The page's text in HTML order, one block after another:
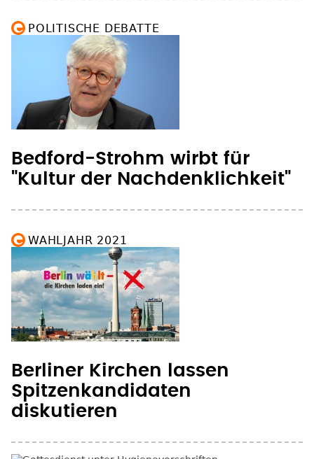
POLITISCHE DEBATTE
Bedford-Strohm wirbt für
"Kultur der Nachdenklichkeit"
WAHLJAHR 2021
Berliner Kirchen lassen
Spitzenkandidaten
diskutieren